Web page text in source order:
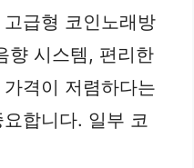
급형 코인노래방
향 시스템, 편리한
격이 저렴하다는
합니다. 일부 코